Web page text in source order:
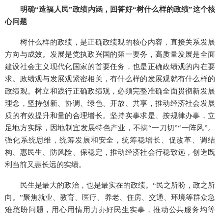
明确“造福人民”政绩内涵，回答好“树什么样的政绩”这个核
心问题
树什么样的政绩，是正确政绩观的核心内容，直接关系发展
方向与成效。发展是党执政兴国的第一要务，高质量发展是全面
建设社会主义现代化国家的首要任务，也是正确政绩观的内在要
求。政绩观与发展观紧密相关，有什么样的发展观就有什么样的
政绩观。树立和践行正确政绩观，必须完整准确全面贯彻新发展
理念，坚持创新、协调、绿色、开放、共享，推动经济社会发展
质的有效提升和量的合理增长。坚持实事求是、按规律办事，立
足地方实际，因地制宜发展特色产业，不搞“一刀切”“一阵风”。
强化系统思维，统筹发展和安全，统筹稳增长、促改革、调结
构、惠民生、防风险、保稳定，推动经济社会行稳致远，创造既
利当前又惠长远的实绩。
民生是最大的政治，也是最实在的政绩。“民之所盼，政之所
向。”聚焦就业、教育、医疗、养老、住房、交通、环境等群众急
难愁盼问题，用心用情用力办好民生实事，推动公共服务均等